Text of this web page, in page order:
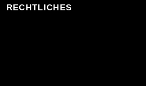
RECHTLICHES